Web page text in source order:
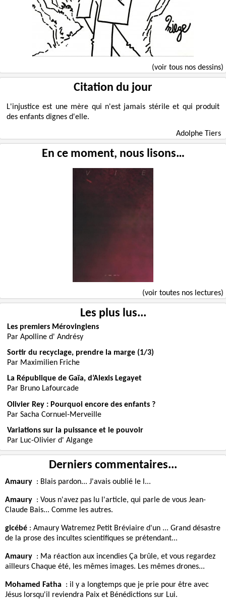
(voir tous nos dessins)
Citation du jour
L'injustice est une mère qui n'est jamais stérile et qui produit
des enfants dignes d'elle.
Adolphe Tiers
En ce moment, nous lisons…
(voir toutes nos lectures)
Les plus lus...
Les premiers Mérovingiens
Par Apolline d' Andrésy
Sortir du recyclage, prendre la marge (1/3)
Par Maximilien Friche
La République de Gaïa, d’Alexis Legayet
Par Bruno Lafourcade
Olivier Rey : Pourquoi encore des enfants ?
Par Sacha Cornuel-Merveille
Variations sur la puissance et le pouvoir
Par Luc-Olivier d' Algange
Derniers commentaires...
Amaury : Blais pardon... J'avais oublié le l...
Amaury : Vous n'avez pas lu l'article, qui parle de vous Jean-
Claude Bais... Comme les autres.
gicébé: Amaury Watremez Petit Bréviaire d'un ... Grand désastre
de la prose des incultes scientifiques se prétendant...
Amaury : Ma réaction aux incendies Ça brûle, et vous regardez
ailleurs Chaque été, les mêmes images. Les mêmes drones...
Mohamed Fatha : il y a longtemps que je prie pour être avec
Jésus lorsqu'il reviendra Paix et Bénédictions sur Lui.